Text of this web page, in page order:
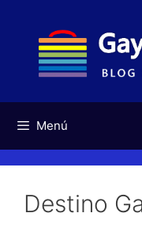
contenido
Menú
Destino